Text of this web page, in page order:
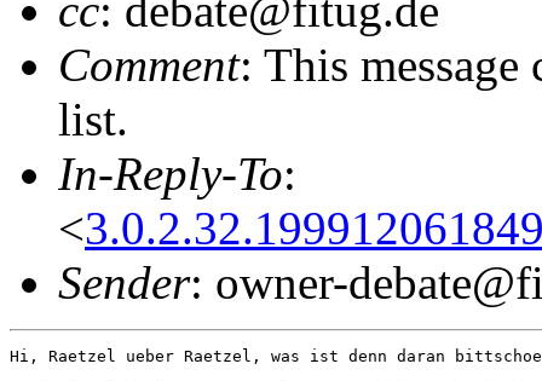
Comment: This
list.
In-Reply-To:
<
Sender: owner-
Hi, Raetzel ueber Raetzel, was ist denn daran